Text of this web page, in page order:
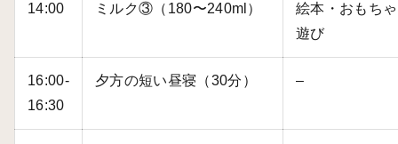
14:00 ミルク③（180〜240ml）
絵本・おもちゃ
遊び
16:00-
16:30
夕方の短い昼寝（30分） –